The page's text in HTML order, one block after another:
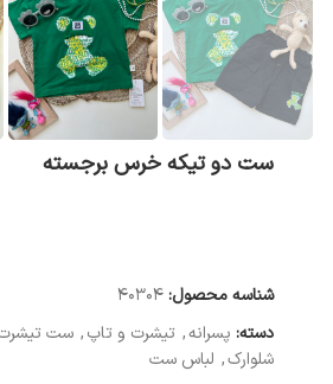
ست دو تیکه خرس برجسته
شناسه محصول:40304
دسته: پسرانه, تیشرت و تاپ, ست
شلوارک, لباس ست